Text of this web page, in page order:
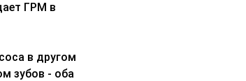
ГРМ в
в другом
зубов - оба